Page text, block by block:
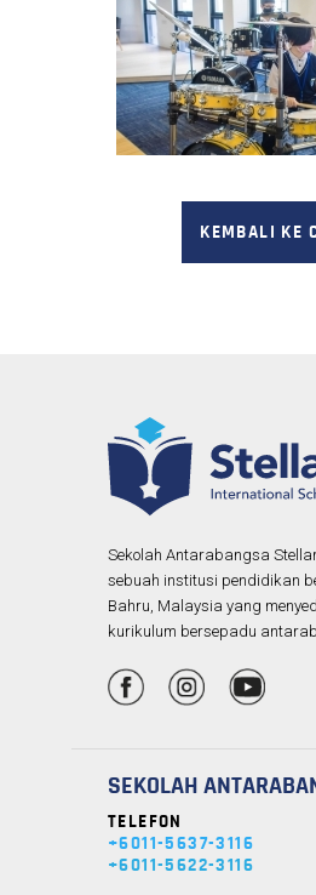
KEMBALI KE
Sekolah Antarabangsa
sebuah institusi pendidikan
Bahru, Malaysia yang
kurikulum bersepadu
SEKOLAH
TELEFON
+6011-5637-3116
+6011-5622-3116